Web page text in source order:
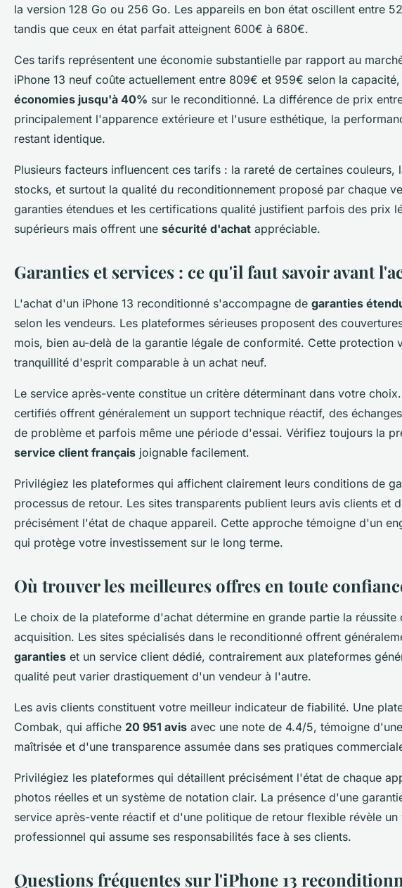
la version 128 Go ou 256 Go. Les appareils en bon état oscillent entre
tandis que ceux en état parfait atteignent 600€ à 680€.
Ces tarifs représentent une économie substantielle par rapport au
iPhone 13 neuf coûte actuellement entre 809€ et 959€ selon la
économies jusqu'à 40% sur le reconditionné. La différence de prix
principalement l'apparence extérieure et l'usure esthétique, la
restant identique.
Plusieurs facteurs influencent ces tarifs : la rareté de certaines couleurs,
stocks, et surtout la qualité du reconditionnement proposé par chaque
garanties étendues et les certifications qualité justifient parfois des prix
supérieurs mais offrent une sécurité d'achat appréciable.
Garanties et services : ce qu'il faut savoir avant
L'achat d'un iPhone 13 reconditionné s'accompagne de garanties
selon les vendeurs. Les plateformes sérieuses proposent des
mois, bien au-delà de la garantie légale de conformité. Cette protection
tranquillité d'esprit comparable à un achat neuf.
Le service après-vente constitue un critère déterminant dans votre
certifiés offrent généralement un support technique réactif, des
de problème et parfois même une période d'essai. Vérifiez toujours la
service client français joignable facilement.
Privilégiez les plateformes qui affichent clairement leurs conditions de
processus de retour. Les sites transparents publient leurs avis clients et
précisément l'état de chaque appareil. Cette approche témoigne d'un
qui protège votre investissement sur le long terme.
Où trouver les meilleures offres en toute
Le choix de la plateforme d'achat détermine en grande partie la réussite
acquisition. Les sites spécialisés dans le reconditionné offrent
garanties et un service client dédié, contrairement aux plateformes
qualité peut varier drastiquement d'un vendeur à l'autre.
Les avis clients constituent votre meilleur indicateur de fiabilité. Une
Combak, qui affiche 20 951 avis avec une note de 4.4/5, témoigne
maîtrisée et d'une transparence assumée dans ses pratiques
Privilégiez les plateformes qui détaillent précisément l'état de chaque
photos réelles et un système de notation clair. La présence d'une
service après-vente réactif et d'une politique de retour flexible révèle un
professionnel qui assume ses responsabilités face à ses clients.
Questions fréquentes sur l'iPhone 13